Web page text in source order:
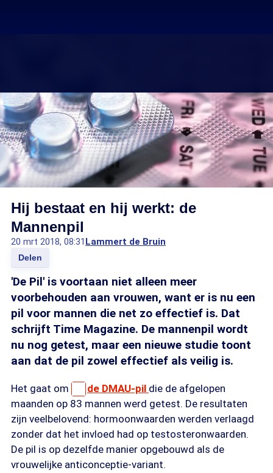
Hij bestaat en hij werkt: de
Mannenpil
20 mrt 2018, 08:31 Lammert de Bruin
Delen
'De Pil' is voortaan niet alleen meer
voorbehouden aan vrouwen, want er is nu een
pil voor mannen die net zo effectief is. Dat
schrijft Time Magazine. De mannenpil wordt
nu nog getest, maar een nieuwe studie toont
aan dat de pil zowel effectief als veilig is.
Het gaat om de DMAU-pil die de afgelopen
maanden op 83 mannen werd getest. De resultaten
zijn veelbelovend: hormoonwaarden werden verlaagd
zonder dat het invloed had op testosteronwaarden.
De pil is op dezelfde manier opgebouwd als de
vrouwelijke anticonceptie-variant.